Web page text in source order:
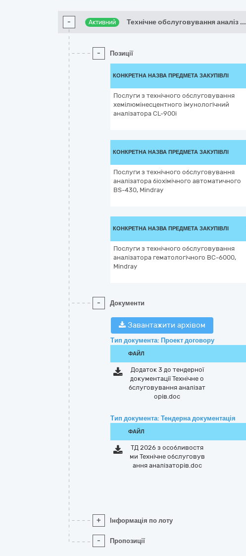
- Активний Технічне обслуговування аналіз ...
- Позиції
КОНКРЕТНА НАЗВА ПРЕДМЕТА ЗАКУПІВЛІ
Послуги з технічного обслуговування
хемілюмінесцентного імунологічний
аналізатора CL-900і
КОНКРЕТНА НАЗВА ПРЕДМЕТА ЗАКУПІВЛІ
Послуги з технічного обслуговування
аналізатора біохімічного автоматичного
BS-430, Mindray
КОНКРЕТНА НАЗВА ПРЕДМЕТА ЗАКУПІВЛІ
Послуги з технічного обслуговування
аналізатора гематологічного ВС-6000,
Mindray
- Документи
Завантажити архівом
Тип документа: Проект договору
ФАЙЛ
Додаток 3 до тендерної
документації Технічне о
бслуговування аналізат
орів.doc
Тип документа: Тендерна документація
ФАЙЛ
ТД 2026 з особливостя
ми Технічне обслуговув
ання аналізаторів.doc
+ Інформація по лоту
- Пропозиції